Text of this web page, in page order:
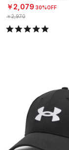
N）
￥2,079 30%OFF
￥2,970